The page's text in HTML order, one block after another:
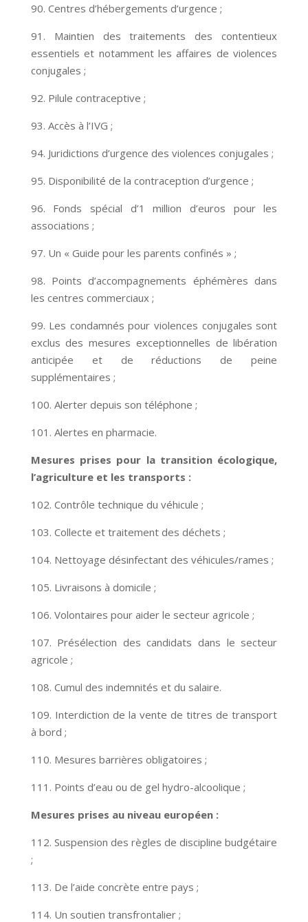
90. Centres d’hébergements d’urgence ;
91. Maintien des traitements des contentieux
essentiels et notamment les affaires de violences
conjugales ;
92. Pilule contraceptive ;
93. Accès à l’IVG ;
94. Juridictions d’urgence des violences conjugales ;
95. Disponibilité de la contraception d’urgence ;
96. Fonds spécial d’1 million d’euros pour les
associations ;
97. Un « Guide pour les parents confinés » ;
98. Points d’accompagnements éphémères dans
les centres commerciaux ;
99. Les condamnés pour violences conjugales sont
exclus des mesures exceptionnelles de libération
anticipée et de réductions de peine
supplémentaires ;
100. Alerter depuis son téléphone ;
101. Alertes en pharmacie.
Mesures prises pour la transition écologique,
l’agriculture et les transports :
102. Contrôle technique du véhicule ;
103. Collecte et traitement des déchets ;
104. Nettoyage désinfectant des véhicules/rames ;
105. Livraisons à domicile ;
106. Volontaires pour aider le secteur agricole ;
107. Présélection des candidats dans le secteur
agricole ;
108. Cumul des indemnités et du salaire.
109. Interdiction de la vente de titres de transport
à bord ;
110. Mesures barrières obligatoires ;
111. Points d’eau ou de gel hydro-alcoolique ;
Mesures prises au niveau européen :
112. Suspension des règles de discipline budgétaire
;
113. De l’aide concrète entre pays ;
114. Un soutien transfrontalier ;